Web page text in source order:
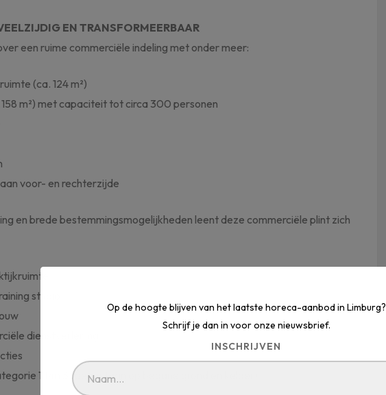
EN TRANSFORMEERBAAR
een ruime commerciële indeling met onder meer:
(ca. 124 m²)
m²) met capaciteit tot circa 300 personen
voor- en rechterzijde
en brede bestemmingsmogelijkheden leent deze commerciële plint zich
studio
dienstverlening
1 t/m 3 toegestaan op begane grond en kelder)
Op de hoogte blijven van het laatste horeca-aanbod in Limburg?
Schrijf je dan in voor onze nieuwsbrief.
INSCHRIJVEN